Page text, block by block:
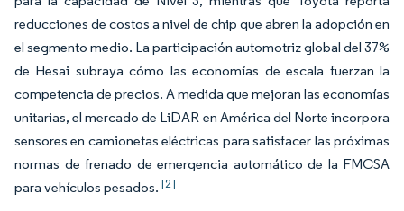
reducciones de costos a nivel de chip que abren la adopción en
el segmento medio. La participación automotriz global del 37%
de Hesai subraya cómo las economías de escala fuerzan la
competencia de precios. A medida que mejoran las economías
unitarias, el mercado de LiDAR en América del Norte incorpora
sensores en camionetas eléctricas para satisfacer las próximas
normas de frenado de emergencia automático de la FMCSA
para vehículos pesados. [2]